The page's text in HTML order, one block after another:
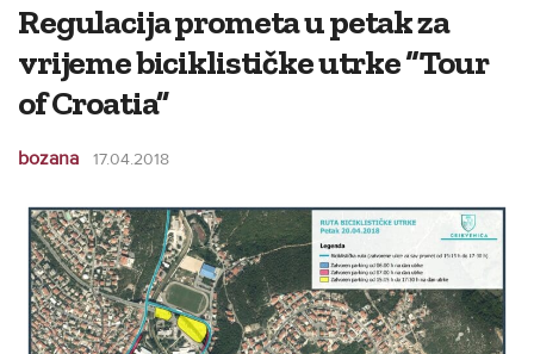
Regulacija prometa u petak za
vrijeme biciklističke utrke “Tour
of Croatia”
bozana 17.04.2018